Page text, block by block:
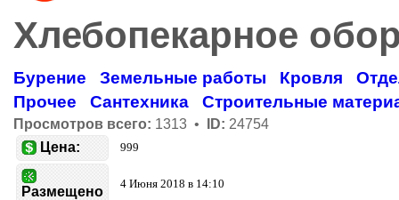
Хлебопекарное
Бурение Земельные работы Кровля
Прочее
Сантехника Строительные
Просмотров всего: 1313 • ID: 24754
Цена:
999
Размещено
4 Июня 2018 в 14:10